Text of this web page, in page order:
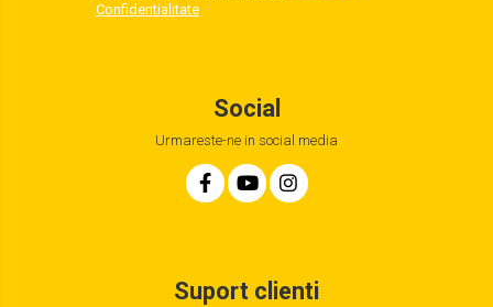
Confidentialitate
Social
Urmareste-ne in social media
Suport clienti